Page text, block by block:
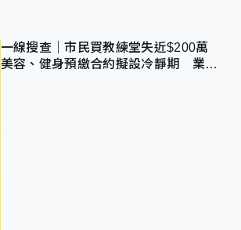
一線搜查｜市民買教練堂失近$200萬
美容、健身預繳合約擬設冷靜期 業界